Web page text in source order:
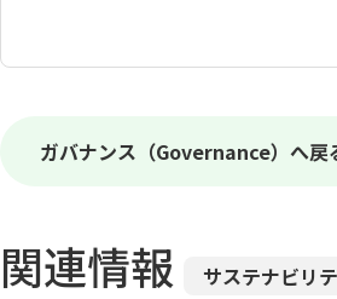
ガバナンス（Governance）へ戻
関連情報 サステナビリ